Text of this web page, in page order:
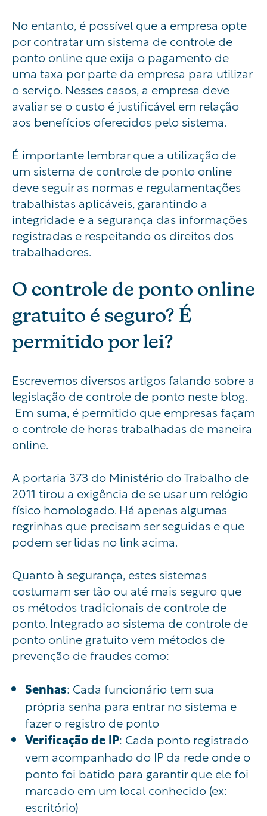
No entanto, é possível que a empresa opte
por contratar um sistema de controle de
ponto online que exija o pagamento de
uma taxa por parte da empresa para utilizar
o serviço. Nesses casos, a empresa deve
avaliar se o custo é justificável em relação
aos benefícios oferecidos pelo sistema.
É importante lembrar que a utilização de
um sistema de controle de ponto online
deve seguir as normas e regulamentações
trabalhistas aplicáveis, garantindo a
integridade e a segurança das informações
registradas e respeitando os direitos dos
trabalhadores.
O controle de ponto online
gratuito é seguro? É
permitido por lei?
Escrevemos diversos artigos falando sobre a
legislação de controle de ponto neste blog.
Em suma, é permitido que empresas façam
o controle de horas trabalhadas de maneira
online.
A portaria 373 do Ministério do Trabalho de
2011 tirou a exigência de se usar um relógio
físico homologado. Há apenas algumas
regrinhas que precisam ser seguidas e que
podem ser lidas no link acima.
Quanto à segurança, estes sistemas
costumam ser tão ou até mais seguro que
os métodos tradicionais de controle de
ponto. Integrado ao sistema de controle de
ponto online gratuito vem métodos de
prevenção de fraudes como:
Senhas: Cada funcionário tem sua
própria senha para entrar no sistema e
fazer o registro de ponto
Verificação de IP: Cada ponto registrado
vem acompanhado do IP da rede onde o
ponto foi batido para garantir que ele foi
marcado em um local conhecido (ex:
escritório)